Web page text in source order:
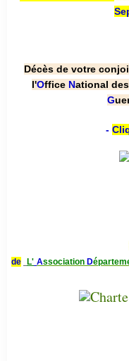
Décès de votre
l'Office National des
G
-
de
L' Association D